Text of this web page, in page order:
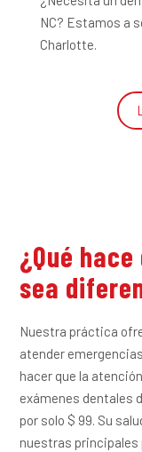
NC? Estamos a
Charlotte.
¿Qué
sea
Nuestra práctica
atender
hacer que la
exámenes dentales
por solo $ 99. Su
nuestras principales